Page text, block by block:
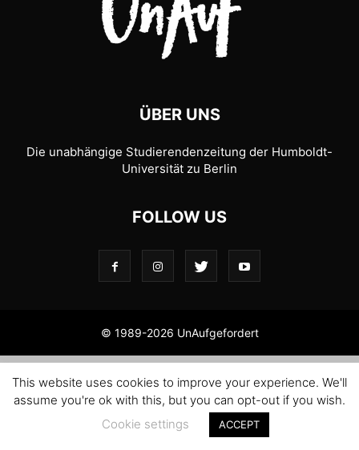
ÜBER UNS
Die unabhängige Studierendenzeitung der Humboldt-
Universität zu Berlin
FOLLOW US
© 1989-2026 UnAufgefordert
This website uses cookies to improve your experience. We'll
assume you're ok with this, but you can opt-out if you wish.
Cookie settings
ACCEPT